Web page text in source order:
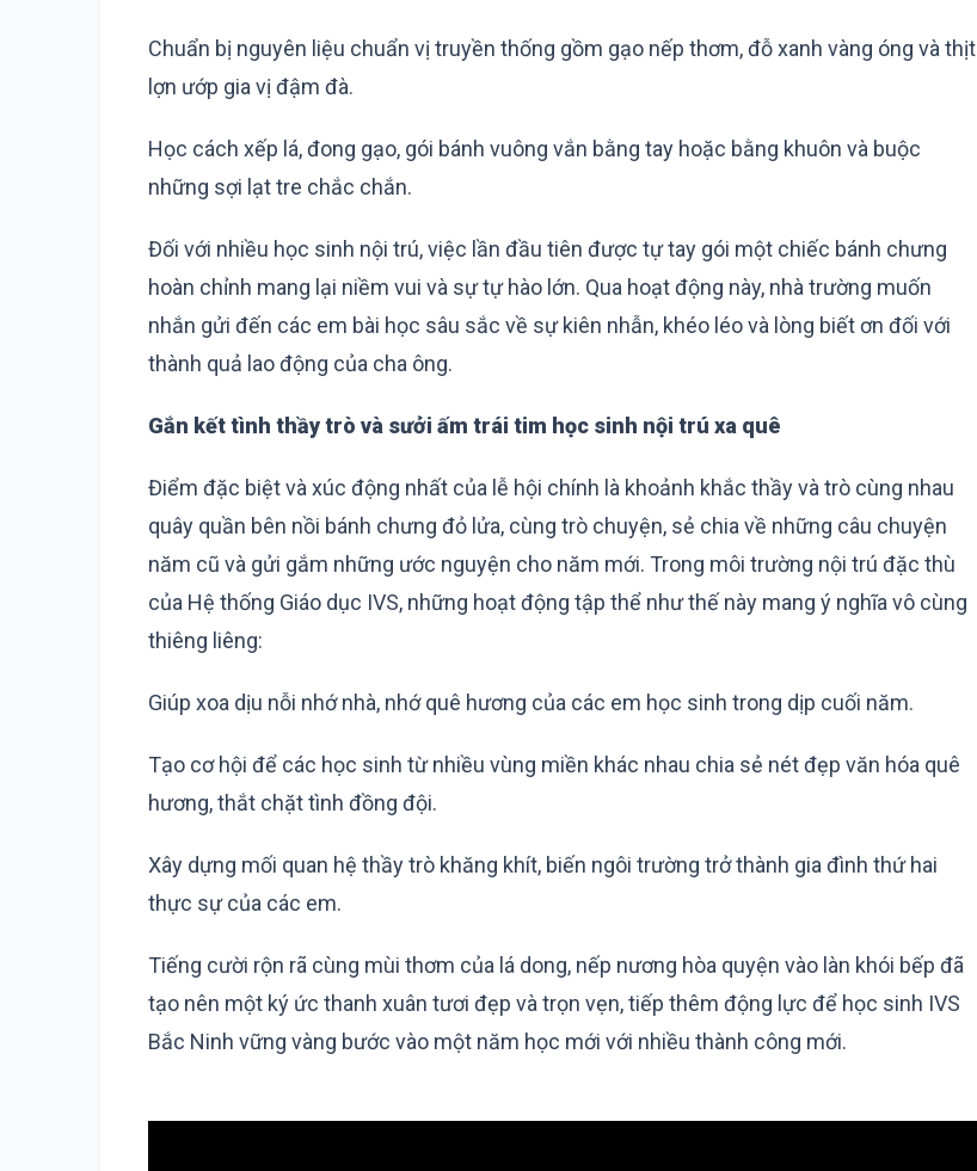
Chuẩn bị nguyên liệu chuẩn vị truyền thống gồm gạo nếp thơm, đỗ xanh vàng óng và thịt
lợn ướp gia vị đậm đà.
Học cách xếp lá, đong gạo, gói bánh vuông vắn bằng tay hoặc bằng khuôn và buộc
những sợi lạt tre chắc chắn.
Đối với nhiều học sinh nội trú, việc lần đầu tiên được tự tay gói một chiếc bánh chưng
hoàn chỉnh mang lại niềm vui và sự tự hào lớn. Qua hoạt động này, nhà trường muốn
nhắn gửi đến các em bài học sâu sắc về sự kiên nhẫn, khéo léo và lòng biết ơn đối với
thành quả lao động của cha ông.
Gắn kết tình thầy trò và sưởi ấm trái tim học sinh nội trú xa quê
Điểm đặc biệt và xúc động nhất của lễ hội chính là khoảnh khắc thầy và trò cùng nhau
quây quần bên nồi bánh chưng đỏ lửa, cùng trò chuyện, sẻ chia về những câu chuyện
năm cũ và gửi gắm những ước nguyện cho năm mới. Trong môi trường nội trú đặc thù
của Hệ thống Giáo dục IVS, những hoạt động tập thể như thế này mang ý nghĩa vô cùng
thiêng liêng:
Giúp xoa dịu nỗi nhớ nhà, nhớ quê hương của các em học sinh trong dịp cuối năm.
Tạo cơ hội để các học sinh từ nhiều vùng miền khác nhau chia sẻ nét đẹp văn hóa quê
hương, thắt chặt tình đồng đội.
Xây dựng mối quan hệ thầy trò khăng khít, biến ngôi trường trở thành gia đình thứ hai
thực sự của các em.
Tiếng cười rộn rã cùng mùi thơm của lá dong, nếp nương hòa quyện vào làn khói bếp đã
tạo nên một ký ức thanh xuân tươi đẹp và trọn vẹn, tiếp thêm động lực để học sinh IVS
Bắc Ninh vững vàng bước vào một năm học mới với nhiều thành công mới.